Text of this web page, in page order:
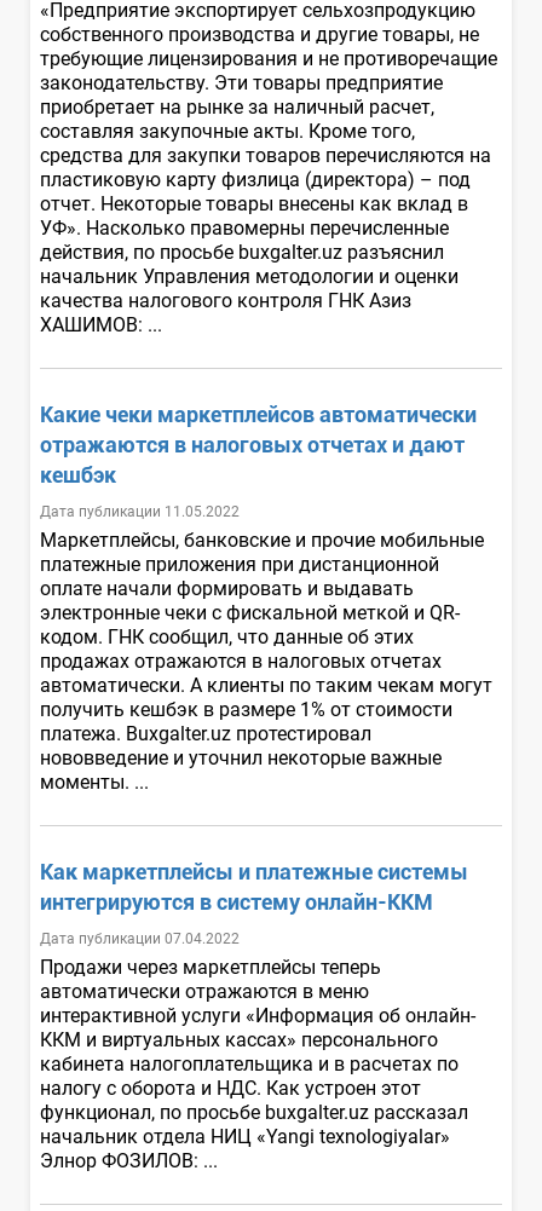
«Предприятие экспортирует сельхозпродукцию
собственного производства и другие товары, не
требующие лицензирования и не противоречащие
законодательству. Эти товары предприятие
приобретает на рынке за наличный расчет,
составляя закупочные акты. Кроме того,
средства для закупки товаров перечисляются на
пластиковую карту физлица (директора) – под
отчет. Некоторые товары внесены как вклад в
УФ». Насколько правомерны перечисленные
действия, по просьбе buxgalter.uz разъяснил
начальник Управления методологии и оценки
качества налогового контроля ГНК Азиз
ХАШИМОВ: ...
Какие чеки маркетплейсов автоматически
отражаются в налоговых отчетах и дают
кешбэк
Дата публикации 11.05.2022
Маркетплейсы, банковские и прочие мобильные
платежные приложения при дистанционной
оплате начали формировать и выдавать
электронные чеки с фискальной меткой и QR-
кодом. ГНК сообщил, что данные об этих
продажах отражаются в налоговых отчетах
автоматически. А клиенты по таким чекам могут
получить кешбэк в размере 1% от стоимости
платежа. Buxgalter.uz протестировал
нововведение и уточнил некоторые важные
моменты. ...
Как маркетплейсы и платежные системы
интегрируются в систему онлайн-ККМ
Дата публикации 07.04.2022
Продажи через маркетплейсы теперь
автоматически отражаются в меню
интерактивной услуги «Информация об онлайн-
ККМ и виртуальных кассах» персонального
кабинета налогоплательщика и в расчетах по
налогу с оборота и НДС. Как устроен этот
функционал, по просьбе buxgalter.uz рассказал
начальник отдела НИЦ «Yangi texnologiyalar»
Элнор ФОЗИЛОВ: ...